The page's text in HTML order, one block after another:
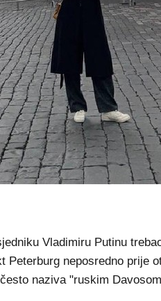
Vladimiru Putinu
Peterburg neposredno prije
naziva "ruskim